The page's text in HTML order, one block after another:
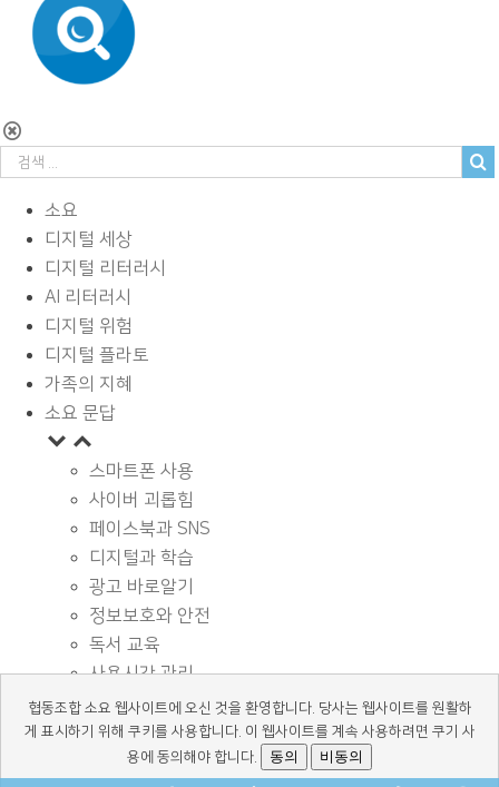
소요
디지털 세상
디지털 리터러시
AI 리터러시
디지털 위험
디지털 플라토
가족의 지혜
소요 문답
스마트폰 사용
사이버 괴롭힘
페이스북과 SNS
디지털과 학습
광고 바로알기
정보보호와 안전
독서 교육
사용시간 관리
기타
디지털 상식
협동조합 소요 웹사이트에 오신 것을 환영합니다. 당사는 웹사이트를 원활하
게 표시하기 위해 쿠키를 사용합니다. 이 웹사이트를 계속 사용하려면 쿠기 사
용에 동의해야 합니다.
동의 비동의